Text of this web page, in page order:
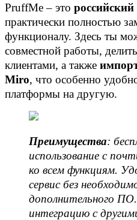
PruffMe – это российский
практически полностью
функционалу. Здесь ты
совместной работы,
клиентами, а также
Miro, что особенно
платформы на другую.
Преимущества:
использование с
ко всем функциям.
сервис без
дополнительного
интеграцию с